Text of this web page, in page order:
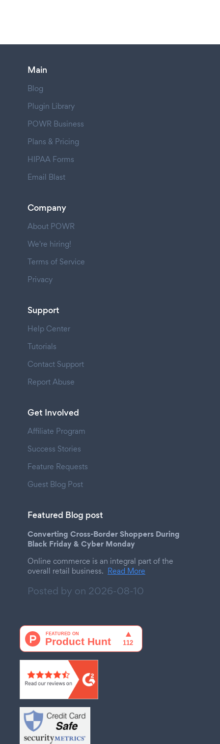
Main
Blog
Plugin Library
POWR Business
Plans & Pricing
HIPAA Forms
Email Blast
Company
About POWR
We're hiring!
Terms of Service
Privacy
Support
Help Center
Tutorials
Contact Support
Report Abuse
Get Involved
Affiliate Program
Success Stories
Feature Requests
Guest Blog Post
Featured Blog post
Converting Cross-Border Shoppers During
Black Friday & Cyber Monday
Online commerce is an integral part of the
overall retail business. Read More
Posted by on 2026-08-10